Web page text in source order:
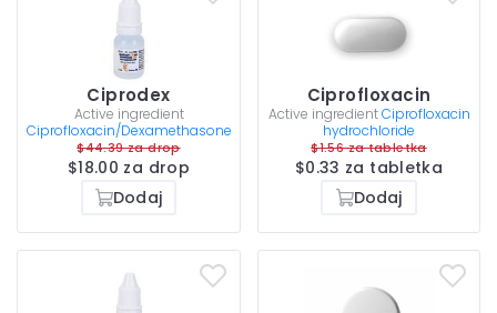
Ciprodex
Active ingredient
Ciprofloxacin/Dexamethasone
$44.39 za drop
$18.00 za drop
Dodaj
Ciprofloxacin
Active ingredient Ciprofloxacin
hydrochloride
$1.56 za tabletka
$0.33 za tabletka
Dodaj